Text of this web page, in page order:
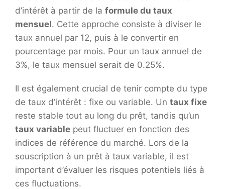
d’intérêt à partir de la formule du taux
mensuel. Cette approche consiste à diviser le
taux annuel par 12, puis à le convertir en
pourcentage par mois. Pour un taux annuel de
3%, le taux mensuel serait de 0.25%.
Il est également crucial de tenir compte du type
de taux d’intérêt : fixe ou variable. Un taux fixe
reste stable tout au long du prêt, tandis qu’un
taux variable peut fluctuer en fonction des
indices de référence du marché. Lors de la
souscription à un prêt à taux variable, il est
important d’évaluer les risques potentiels liés à
ces fluctuations.